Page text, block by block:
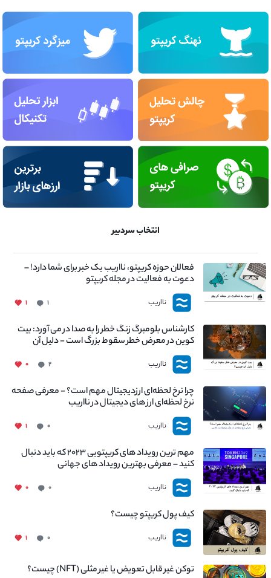
انتخاب سردبیر
فعالان حوزه کریپتو، نااریب یک خبر برای شما دارد! –
دعوت به فعالیت در مجله کریپتو
نااریب ۱ ۱
کارشناس بلومبرگ زنگ خطر را به صدا در می آورد: بیت
کوین در معرض خطر سقوط بزرگ است - دلیل آن
چیست؟
نااریب ۲ ۰
چرا نرخ لحظه‌ای ارزدیجیتال مهم است؟ - معرفی صفحه
نرخ لحظه‌ای ارز های دیجیتال در نااریب
نااریب ۰ ۱
مهم ترین رویداد های کریپتویی ۲۰۲۳ که باید دنبال
کنید – معرفی بهترین رویداد های جهانی
نااریب ۰ ۰
کیف پول کریپتو چیست؟
نااریب ۰ ۱
توکن غیر قابل تعویض یا غیر مثلی (NFT) چیست؟